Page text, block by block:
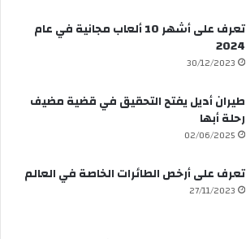
تعرف على أشهر 10 ألعاب مجانية في عام
2024
30/12/2023
طيران أديل يفتح التحقيق في قضية مضيف
رحلة أبها
02/06/2025
تعرف على أرخص الطائرات الخاصة في العالم
27/11/2023